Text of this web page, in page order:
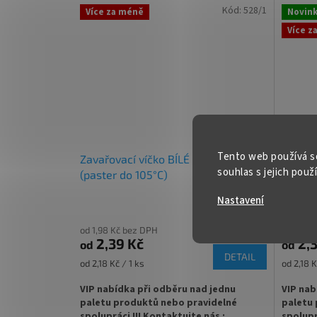
Tento web používá
souhlas s jejich
Nastavení
✅ Twist Off šroubový uzávěr uzavřete
✅ Jako dělaná pro marmelády nebo
✅ Paletu za výhodnější cenu
objednejteZDE
✅
rukou
✅ Jako
Více za méně
Zavařovací víčko BÍLÉ TO 63 RTS
(paster do 105°C)
od 1,98 Kč bez DPH
od 2,39 Kč
Měrná
od 2,18 Kč / 1 ks
DETAIL
VIP nabídka při odběru nad jednu
paletu produktů nebo pravidelné
Kód: 528/1
Více
od
Měrná
od 2,18
VIP
paletu